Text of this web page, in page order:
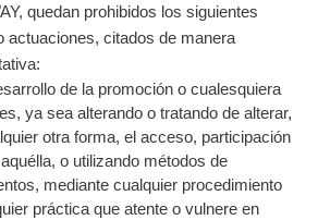
quedan prohibidos los siguientes
actuaciones, citados de manera
de la promoción o cualesquiera
ya sea alterando o tratando de alterar,
otra forma, el acceso, participación
o utilizando métodos de
mediante cualquier procedimiento
práctica que atente o vulnere en